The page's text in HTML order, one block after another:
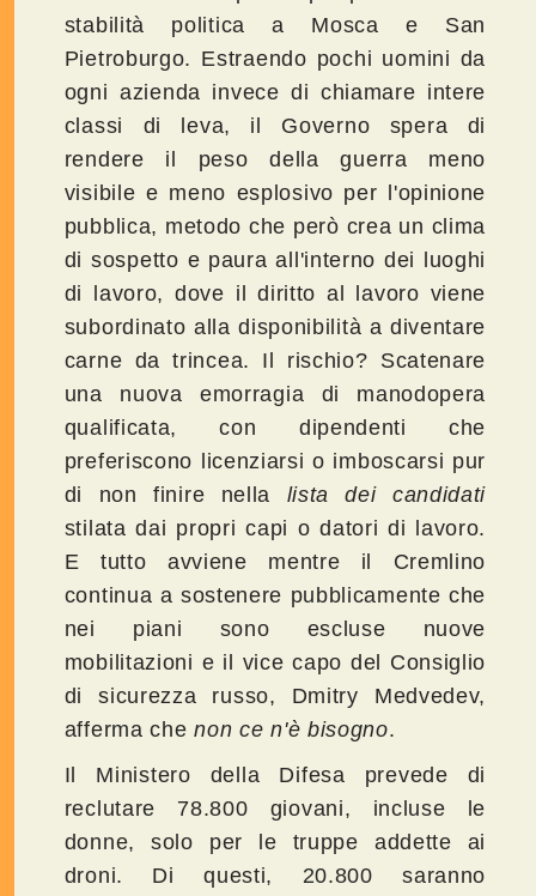
stabilità politica a Mosca e San
Pietroburgo. Estraendo pochi uomini da
ogni azienda invece di chiamare intere
classi di leva, il Governo spera di
rendere il peso della guerra meno
visibile e meno esplosivo per l'opinione
pubblica, metodo che però crea un clima
di sospetto e paura all'interno dei luoghi
di lavoro, dove il diritto al lavoro viene
subordinato alla disponibilità a diventare
carne da trincea. Il rischio? Scatenare
una nuova emorragia di manodopera
qualificata, con dipendenti che
preferiscono licenziarsi o imboscarsi pur
di non finire nella lista dei candidati
stilata dai propri capi o datori di lavoro.
E tutto avviene mentre il Cremlino
continua a sostenere pubblicamente che
nei piani sono escluse nuove
mobilitazioni e il vice capo del Consiglio
di sicurezza russo, Dmitry Medvedev,
afferma chenon ce n'è bisogno.
Il Ministero della Difesa prevede di
reclutare 78.800 giovani, incluse le
donne, solo per le truppe addette ai
droni. Di questi, 20.800 saranno